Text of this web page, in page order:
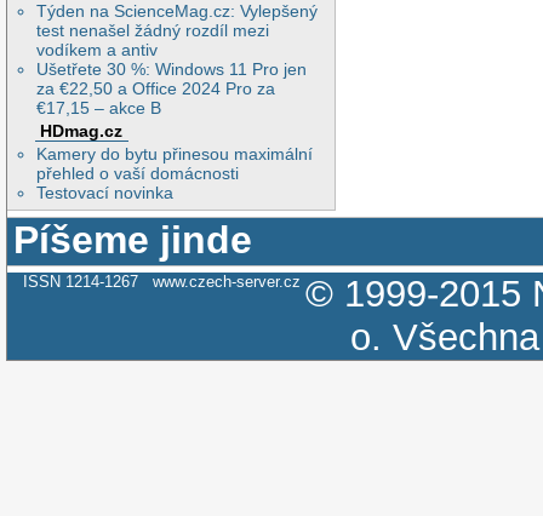
Týden na ScienceMag.cz: Vylepšený
test nenašel žádný rozdíl mezi
vodíkem a antiv
Ušetřete 30 %: Windows 11 Pro jen
za €22,50 a Office 2024 Pro za
€17,15 – akce B
HDmag.cz
Kamery do bytu přinesou maximální
přehled o vaší domácnosti
Testovací novinka
Píšeme jinde
ISSN 1214-1267 www.czech-server.cz © 1999-2015
o.